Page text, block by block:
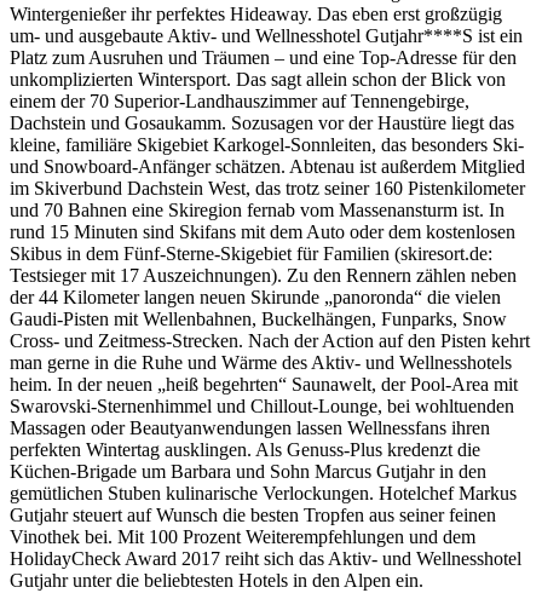
Wintergenießer ihr perfektes Hideaway. Das eben erst großzügig
um- und ausgebaute Aktiv- und Wellnesshotel Gutjahr****S ist ein
Platz zum Ausruhen und Träumen – und eine Top-Adresse für den
unkomplizierten Wintersport. Das sagt allein schon der Blick von
einem der 70 Superior-Landhauszimmer auf Tennengebirge,
Dachstein und Gosaukamm. Sozusagen vor der Haustüre liegt das
kleine, familiäre Skigebiet Karkogel-Sonnleiten, das besonders Ski-
und Snowboard-Anfänger schätzen. Abtenau ist außerdem Mitglied
im Skiverbund Dachstein West, das trotz seiner 160 Pistenkilometer
und 70 Bahnen eine Skiregion fernab vom Massenansturm ist. In
rund 15 Minuten sind Skifans mit dem Auto oder dem kostenlosen
Skibus in dem Fünf-Sterne-Skigebiet für Familien (skiresort.de:
Testsieger mit 17 Auszeichnungen). Zu den Rennern zählen neben
der 44 Kilometer langen neuen Skirunde „panoronda“ die vielen
Gaudi-Pisten mit Wellenbahnen, Buckelhängen, Funparks, Snow
Cross- und Zeitmess-Strecken. Nach der Action auf den Pisten kehrt
man gerne in die Ruhe und Wärme des Aktiv- und Wellnesshotels
heim. In der neuen „heiß begehrten“ Saunawelt, der Pool-Area mit
Swarovski-Sternenhimmel und Chillout-Lounge, bei wohltuenden
Massagen oder Beautyanwendungen lassen Wellnessfans ihren
perfekten Wintertag ausklingen. Als Genuss-Plus kredenzt die
Küchen-Brigade um Barbara und Sohn Marcus Gutjahr in den
gemütlichen Stuben kulinarische Verlockungen. Hotelchef Markus
Gutjahr steuert auf Wunsch die besten Tropfen aus seiner feinen
Vinothek bei. Mit 100 Prozent Weiterempfehlungen und dem
HolidayCheck Award 2017 reiht sich das Aktiv- und Wellnesshotel
Gutjahr unter die beliebtesten Hotels in den Alpen ein.